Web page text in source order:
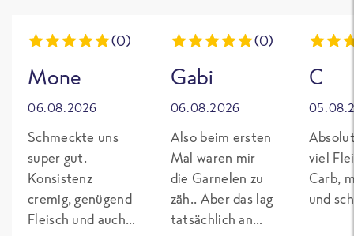
(0)
Mone
06.08.2026
Schmeckte uns
super gut.
Konsistenz
cremig, genügend
Fleisch und auch
(0)
Gabi
06.08.2026
Also beim ersten
Mal waren mir
die Garnelen zu
zäh.. Aber das lag
tatsächlich an
C
viel
Carb,
und